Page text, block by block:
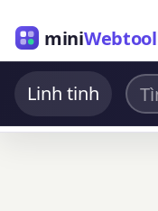
miniWebtool
Linh tinh